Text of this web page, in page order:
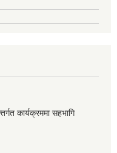
कार्यक्रममा सहभागि